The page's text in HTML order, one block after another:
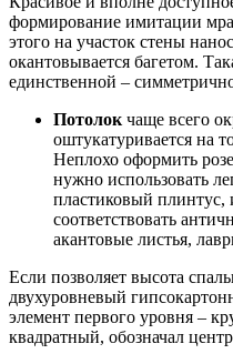
формирование имитации
этого на участок стены
окантовывается багетом.
единственной –
Потолок чаще всего
оштукатуривается на
Неплохо оформить
нужно использовать
пластиковый
соответствовать
акантовые листья,
Если позволяет высота
двухуровневый
элемент первого уровня –
квадратный, обозначал